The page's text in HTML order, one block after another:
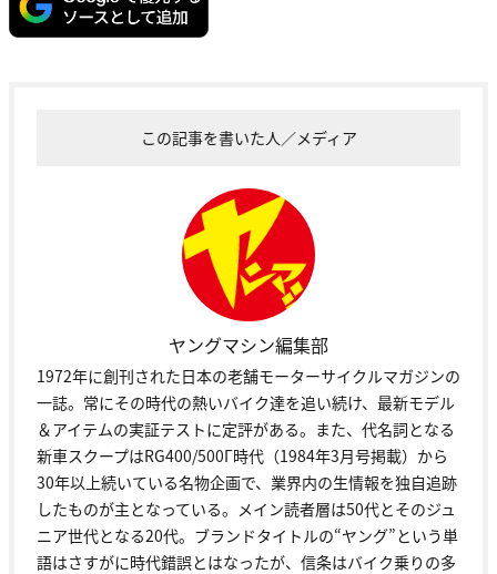
この記事を書いた人／メディア
ヤングマシン編集部
1972年に創刊された日本の老舗モーターサイクルマガジンの
一誌。常にその時代の熱いバイク達を追い続け、最新モデル
＆アイテムの実証テストに定評がある。また、代名詞となる
新車スクープはRG400/500Γ時代（1984年3月号掲載）から
30年以上続いている名物企画で、業界内の生情報を独自追跡
したものが主となっている。メイン読者層は50代とそのジュ
ニア世代となる20代。ブランドタイトルの“ヤング”という単
語はさすがに時代錯誤とはなったが、信条はバイク乗りの多